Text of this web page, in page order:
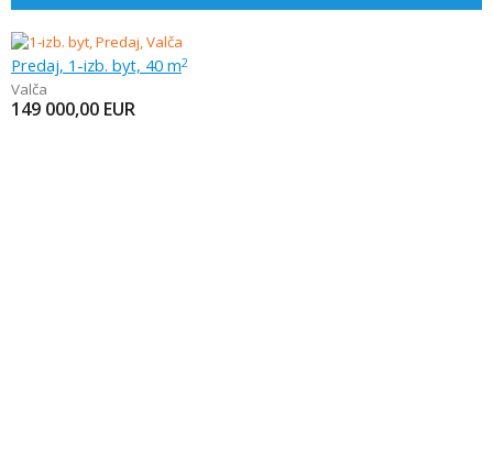
Predaj, 1-izb. byt, 40 m2
Valča
149 000,00 EUR